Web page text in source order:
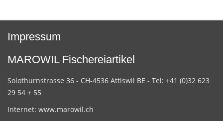
Impressum
MAROWIL Fischereiartikel
Solothurnstrasse 36 - CH-4536 Attiswil BE - Tel: +41 (0)32 623
29 54 + 55
Internet: www.marowil.ch